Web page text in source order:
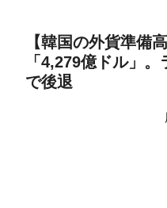
【韓国の外貨準備
「4,279億ドル」
で後退